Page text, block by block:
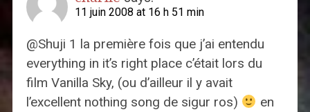
11 juin 2008 at 16 h 51 min
@Shuji 1 la première fois que j’ai entendu
everything in it’s right place c’était lors du
film Vanilla Sky, (ou d’ailleur il y avait
l’excellent nothing song de sigur ros)
en